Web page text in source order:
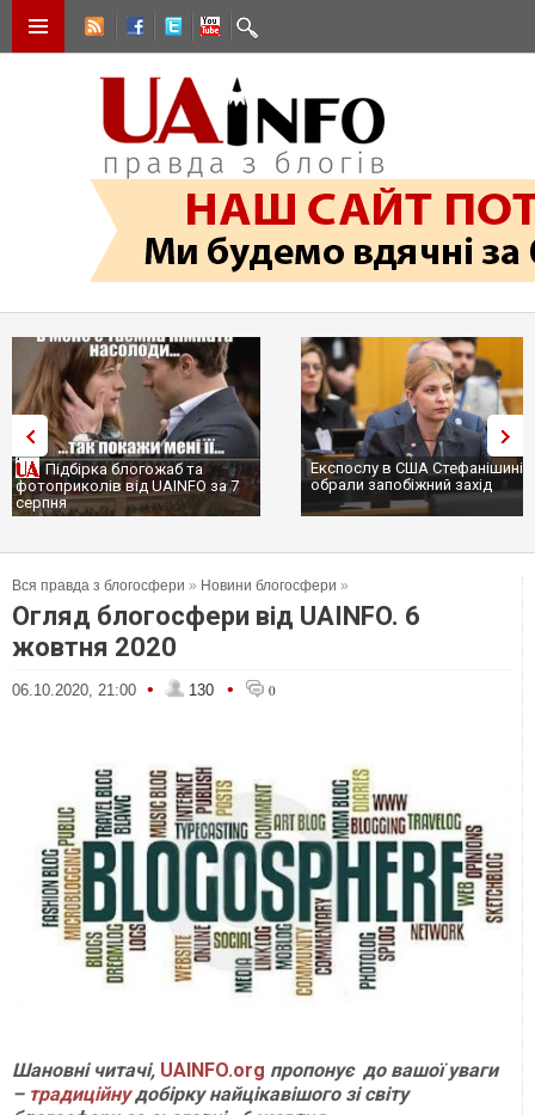
Експослу в США Стефанішиній
обрали запобіжний захід
Трамп не передасть Україні
сотні ракет до Patriot, бо у
Вся правда з блогосфери » Новини блогосфери »
Огляд блогосфери від UAINFO. 6
жовтня 2020
06.10.2020, 21:00 • 130 • 0
Шановні читачі, UAINFO.org пропонує до вашої уваги
– традиційнудобірку найцікавішого зі світу